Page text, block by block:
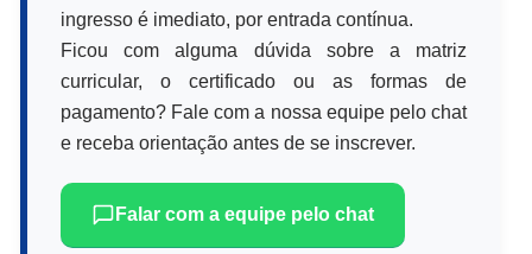
ingresso é imediato, por entrada contínua.
Ficou com alguma dúvida sobre a matriz
curricular, o certificado ou as formas de
pagamento? Fale com a nossa equipe pelo chat
e receba orientação antes de se inscrever.
Falar com a equipe pelo chat